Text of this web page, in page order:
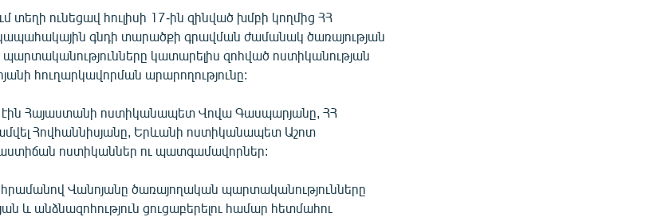
տեղի ունեցավ հուլիսի 17-ին զինված խմբի կողմից ՀՀ
գնդի տարածքի գրավման ժամանակ ծառայության
պարտականությունները կատարելիս զոհված ոստիկանության
հուղարկավորման արարողությունը:
էին Հայաստանի ոստիկանապետ Վովա Գասպարյանը, ՀՀ
Հովհաննիսյանը, Երևանի ոստիկանապետ Աշոտ
ոստիկաններ ու պատգամավորներ:
Վանոյանը ծառայողական պարտականությունները
և անձնազոհություն ցուցաբերելու համար հետմահու